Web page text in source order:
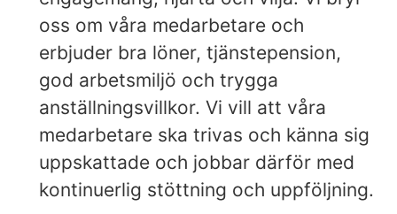
oss om våra medarbetare och
erbjuder bra löner, tjänstepension,
god arbetsmiljö och trygga
anställningsvillkor. Vi vill att våra
medarbetare ska trivas och känna sig
uppskattade och jobbar därför med
kontinuerlig stöttning och uppföljning.